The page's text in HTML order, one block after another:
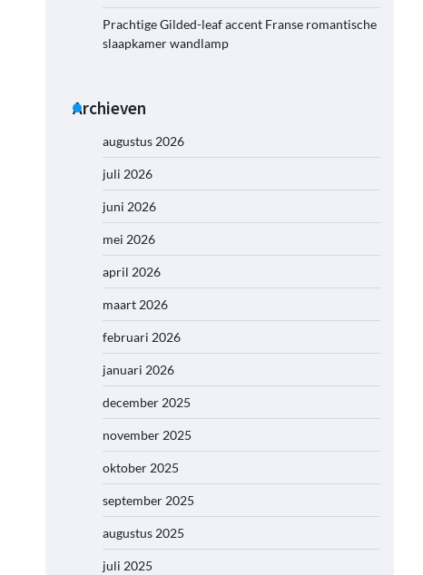
Prachtige Gilded-leaf accent Franse romantische
slaapkamer wandlamp
Archieven
augustus 2026
juli 2026
juni 2026
mei 2026
april 2026
maart 2026
februari 2026
januari 2026
december 2025
november 2025
oktober 2025
september 2025
augustus 2025
juli 2025